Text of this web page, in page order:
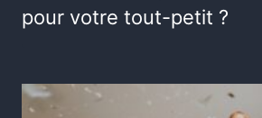
pour votre tout-petit ?